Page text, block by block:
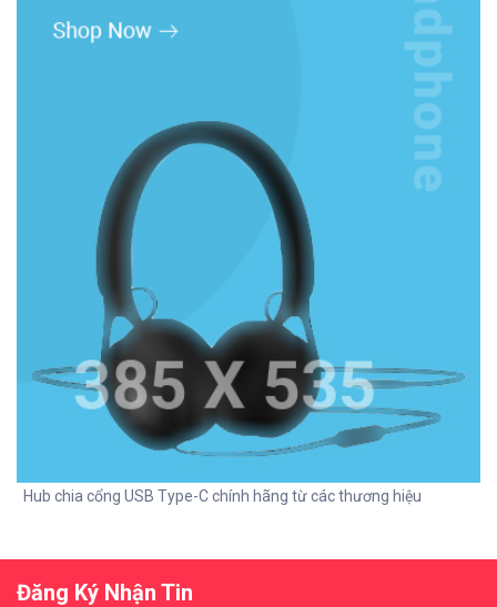
Hub chia cổng USB Type-C chính hãng từ các thương hiệu
Đăng Ký Nhận Tin